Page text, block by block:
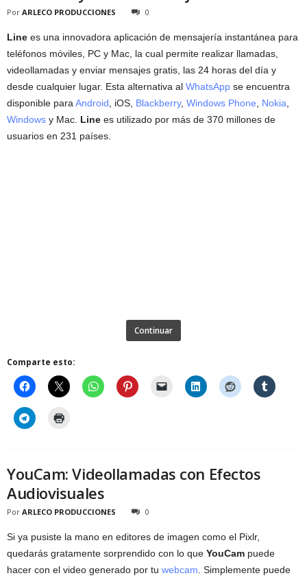
Por ARLECO PRODUCCIONES 0
Line es una innovadora aplicación de mensajería instantánea para
teléfonos móviles, PC y Mac, la cual permite realizar llamadas,
videollamadas y enviar mensajes gratis, las 24 horas del día y
desde cualquier lugar. Esta alternativa al WhatsApp se encuentra
disponible para Android , iOS, Blackberry, Windows Phone Nokia
Windows y Mac. Line es utilizado por más de 370 millones de
usuarios en 231 países.
Continuar
Comparte esto:
YouCam: Videollamadas con Efectos
Audiovisuales
Por ARLECO PRODUCCIONES 0
Si ya pusiste la mano en editores de imagen como el Pixlr,
quedarás gratamente sorprendido con lo que YouCam puede
hacer con el video generado por tu webcam. Simplemente puede